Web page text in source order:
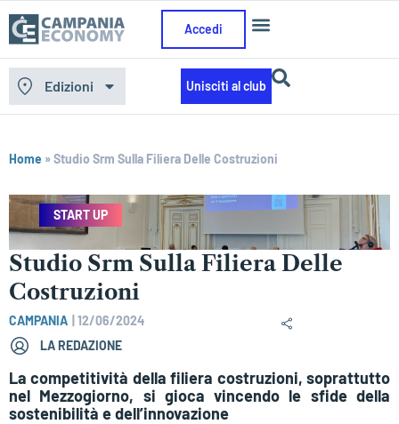
Accedi
Edizioni Unisciti al club
Home »Studio Srm Sulla Filiera Delle Costruzioni
START UP
Studio Srm Sulla Filiera Delle
Costruzioni
CAMPANIA
12/06/2024
LA REDAZIONE
La competitività della filiera costruzioni, soprattutto
nel Mezzogiorno, si gioca vincendo le sfide della
sostenibilità e dell’innovazione